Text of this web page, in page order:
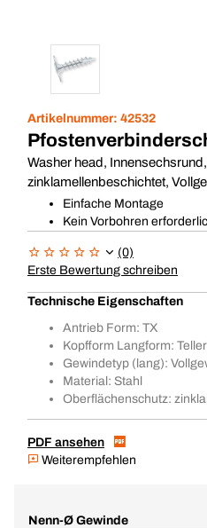
Artikelnummer: 42532
Washer head,
zinklamellenbeschichtet, Vollge
Einfache Montage
Kein Vorbohren
(0)
Erste Bewertung schreiben
Technische Eigenschaften
Antrieb Form: TX
Kopfform Langform:
Gewindetyp (lang):
Material: Stahl
Oberflächenschutz:
PDF ansehen
Weiterempfehlen
Nenn-Ø Gewinde